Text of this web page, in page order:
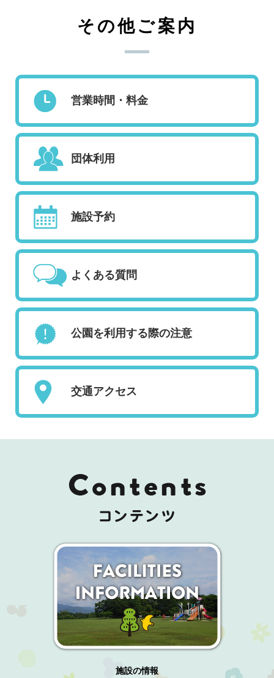
その他ご案内
営業時間・料金
団体利用
施設予約
よくある質問
公園を利用する際の注意
交通アクセス
施設の情報